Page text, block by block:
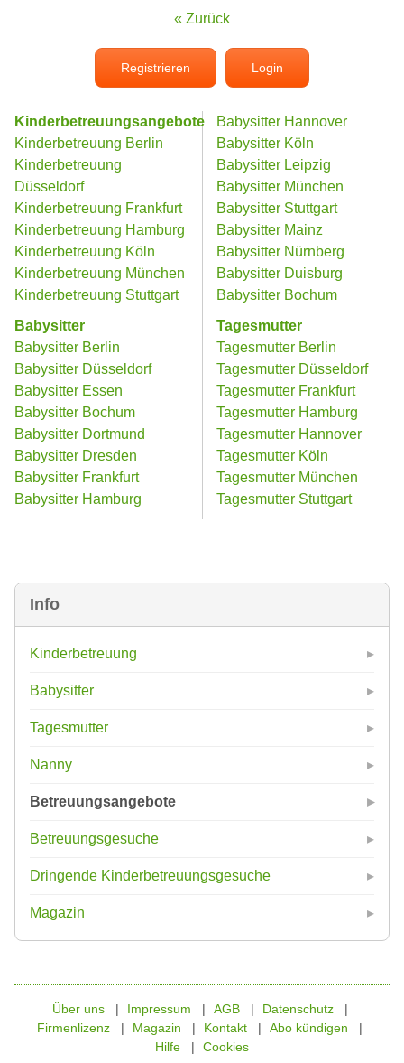
Info
Kinderbetreuung
Babysitter
Tagesmutter
Nanny
Betreuungsangebote
Betreuungsgesuche
Dringende Kinderbetreuungsgesuche
Magazin
« Zurück
Registrieren Login
Kinderbetreuungsangebote
Kinderbetreuung Berlin
Kinderbetreuung
Düsseldorf
Kinderbetreuung Frankfurt
Kinderbetreuung Hamburg
Kinderbetreuung Köln
Kinderbetreuung München
Kinderbetreuung Stuttgart
Babysitter
Babysitter Berlin
Babysitter Düsseldorf
Babysitter Essen
Babysitter Bochum
Babysitter Dortmund
Babysitter Dresden
Babysitter Frankfurt
Babysitter Hamburg
Babysitter Hannover
Babysitter Köln
Babysitter Leipzig
Babysitter München
Babysitter Stuttgart
Babysitter Mainz
Babysitter Nürnberg
Babysitter Duisburg
Babysitter Bochum
Tagesmutter
Tagesmutter Berlin
Tagesmutter Düsseldorf
Tagesmutter Frankfurt
Tagesmutter Hamburg
Tagesmutter Hannover
Tagesmutter Köln
Tagesmutter München
Tagesmutter Stuttgart
Über uns Impressum AGB
Datenschutz
Firmenlizenz
Magazin Kontakt
Abo kündigen
Hilfe
Cookies